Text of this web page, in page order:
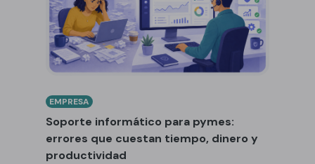
EMPRESA
Soporte informático para pymes:
errores que cuestan tiempo, dinero y
productividad